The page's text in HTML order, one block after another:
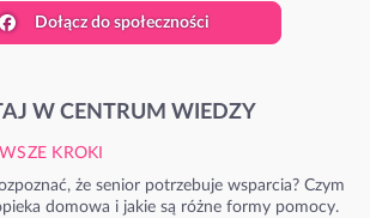
Dołącz do społeczności
W CENTRUM WIEDZY
KROKI
że senior potrzebuje wsparcia? Czym
domowa i jakie są różne formy pomocy.